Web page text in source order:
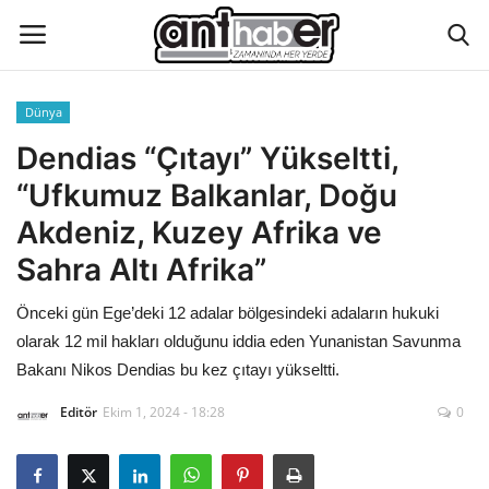
Künye
Eğitim
Aktüel Magazin
Hakkımızda
İletişim
Asayiş
Çevre
Dünya
Dendias “Çıtayı” Yükseltti,
“Ufkumuz Balkanlar, Doğu
Akdeniz, Kuzey Afrika ve
Sahra Altı Afrika”
Önceki gün Ege’deki 12 adalar bölgesindeki adaların hukuki
olarak 12 mil hakları olduğunu iddia eden Yunanistan Savunma
Bakanı Nikos Dendias bu kez çıtayı yükseltti.
Editör Ekim 1, 2024 - 18:28 0